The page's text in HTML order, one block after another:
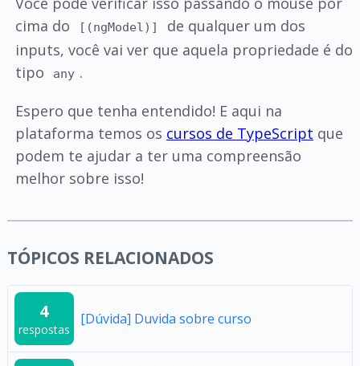
cima do
[(ngModel)]
de qualquer um dos
inputs, você vai ver que aquela propriedade é do
tipo
any .
Espero que tenha entendido! E aqui na
plataforma temos os cursos de TypeScript que
podem te ajudar a ter uma compreensão
melhor sobre isso!
TÓPICOS RELACIONADOS
4
respostas
[Dúvida] Duvida sobre curso